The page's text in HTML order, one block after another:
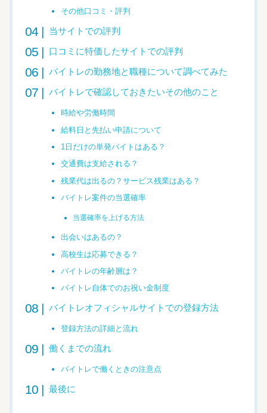
その他口コミ・評判
当サイトでの評判
口コミに特価したサイトでの評判
バイトレの勤務地と職種について調べてみた
バイトレで確認しておきたいその他のこと
時給や労働時間
給料日と先払い申請について
1日だけの単発バイトはある？
交通費は支給される？
残業代は出るの？サービス残業はある？
バイトレ案件の当選確率
当選確率を上げる方法
出会いはあるの？
高校生は応募できる？
バイトレの年齢層は？
バイトレ自体でのお祝い金制度
バイトレオフィシャルサイトでの登録方法
登録方法の詳細と流れ
働くまでの流れ
バイトレで働くときの注意点
最後に